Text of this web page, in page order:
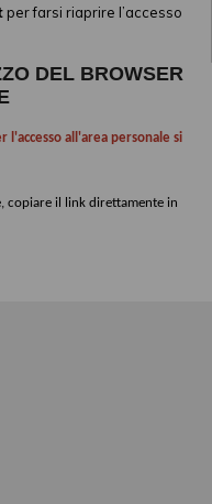
per farsi riaprire l’accesso
DEL BROWSER
l'accesso all'area personale si
copiare il link direttamente in